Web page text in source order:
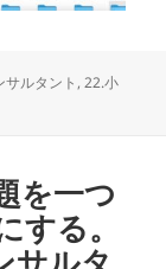
ルタント ,22.小
を一つ
する。